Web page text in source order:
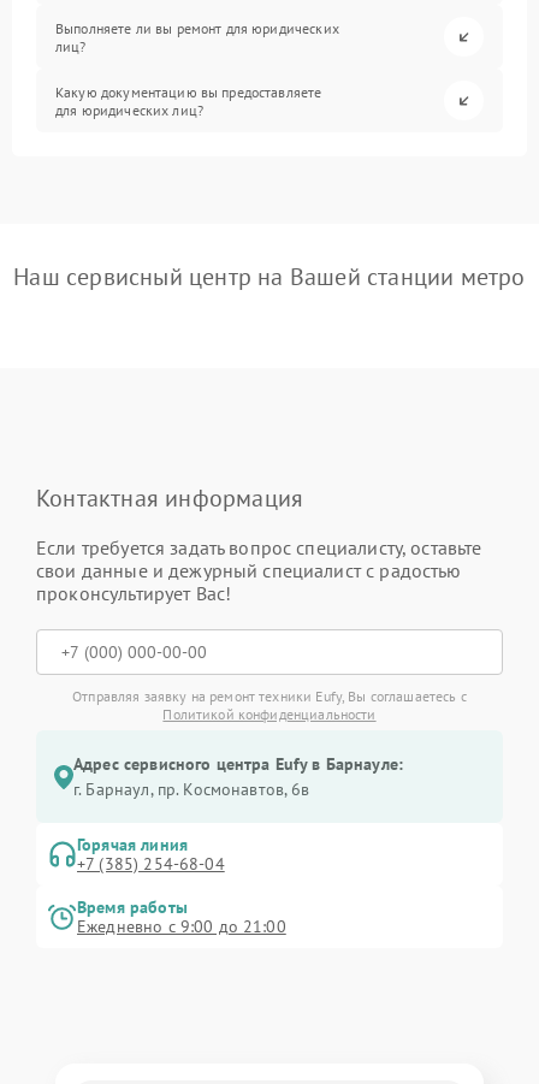
Выполняете ли вы ремонт для юридических
лиц?
Какую документацию вы предоставляете
для юридических лиц?
Наш сервисный центр на Вашей станции метро
Контактная информация
Если требуется задать вопрос специалисту, оставьте
свои данные и дежурный специалист с радостью
проконсультирует Вас!
Отправляя заявку на ремонт техники Eufy, Вы соглашаетесь с
Политикой конфиденциальности
Адрес сервисного центра Eufy в Барнауле:
г. Барнаул, ​пр. Космонавтов, 6в
Горячая линия
+7 (385) 254-68-04
Время работы
Ежедневно с 9:00 до 21:00